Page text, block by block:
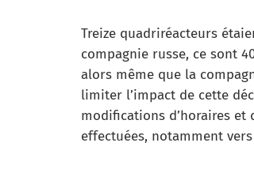
Treize quadriréacteurs
compagnie russe, ce sont
alors même que la
limiter l’impact de cette
modifications d’horaires
effectuées, notamment